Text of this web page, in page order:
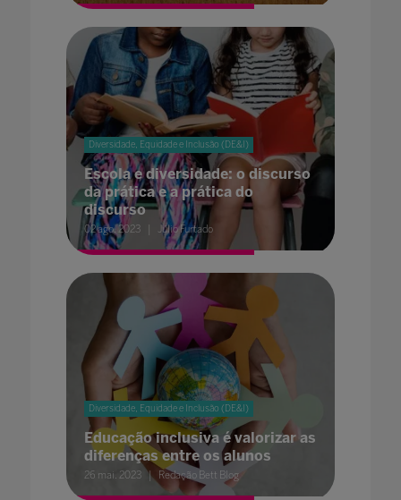
Diversidade, Equidade e Inclusão (DE&I)
Escola e diversidade: o discurso
da prática e a prática do
discurso
02 ago. 2023 Júlio Furtado
Diversidade, Equidade e Inclusão (DE&I)
Educação inclusiva é valorizar as
diferenças entre os alunos
26 mai. 2023 Redação Bett Blog